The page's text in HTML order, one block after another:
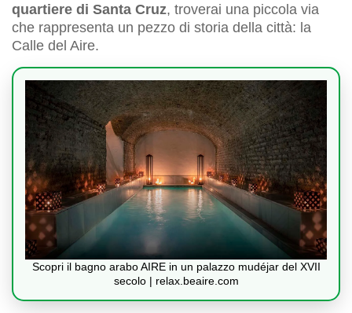
quartiere di Santa Cruz, troverai una piccola via
che rappresenta un pezzo di storia della città: la
Calle del Aire.
Scopri il bagno arabo AIRE in un palazzo mudéjar del XVII
secolo | relax.beaire.com